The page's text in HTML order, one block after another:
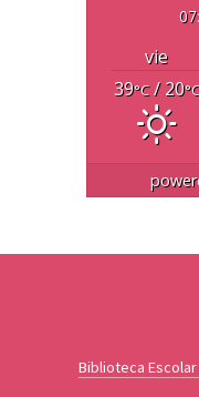
vie
39°C/ 20°C
Biblioteca